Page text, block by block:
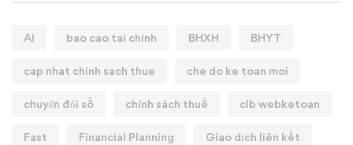
AI bao cao tai chinh BHXH BHYT
cap nhat chinh sach thue che do ke toan moi
chuyển đổi số chính sách thuế clb webketoan
Fast Financial Planning Giao dịch liên kết